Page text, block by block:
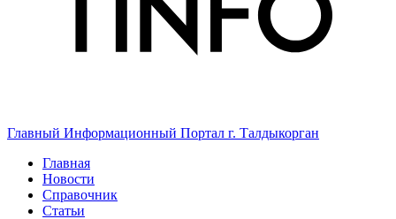
Главный Информационный Портал г. Талдыкорган
Главная
Новости
Справочник
Статьи